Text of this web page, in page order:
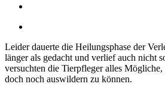
Leider dauerte die Heilungsphase der
länger als gedacht und verlief auch nicht
versuchten die Tierpfleger alles Mögliche,
doch noch auswildern zu können.